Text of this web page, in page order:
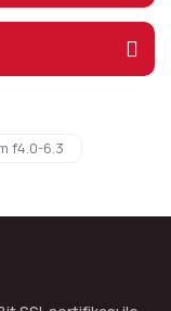
f4.0-6.3